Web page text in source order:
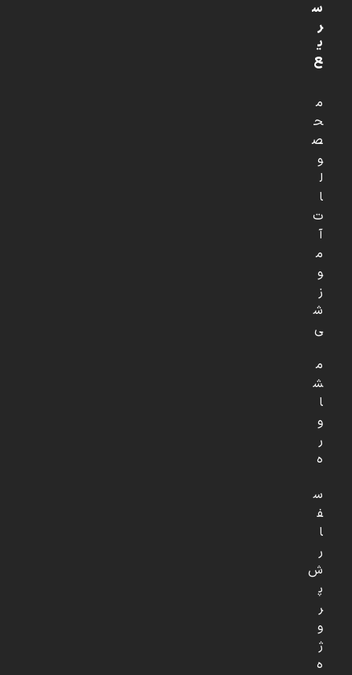
س
ر
ی
ع
م
ح
ص
و
ل
ا
ت
آ
م
و
ز
ش
ی
م
ش
ا
و
ر
ه
س
ف
ا
ر
ش
پ
ر
و
ژ
ه